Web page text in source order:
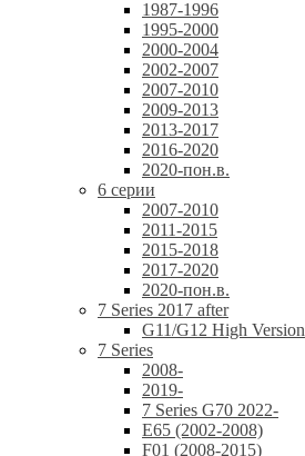
1987-1996
1995-2000
2000-2004
2002-2007
2007-2010
2009-2013
2013-2017
2016-2020
2020-пон.в.
6 серии
2007-2010
2011-2015
2015-2018
2017-2020
2020-пон.в.
7 Series 2017 after
G11/G12 High Version
7 Series
2008-
2019-
7 Series G70 2022-
E65 (2002-2008)
F01 (2008-2015)